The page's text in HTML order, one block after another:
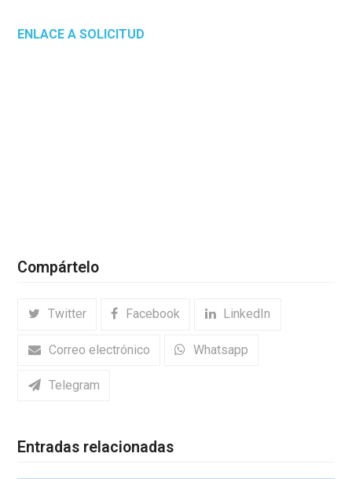
ENLACE A SOLICITUD
Compártelo
Twitter Facebook LinkedIn
Correo electrónico Whatsapp
Telegram
Entradas relacionadas